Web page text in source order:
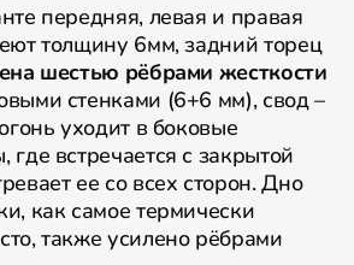
передняя, левая и правая
толщину 6мм, задний торец
шестью рёбрами жесткости
стенками (6+6 мм), свод –
уходит в боковые
встречается с закрытой
ее со всех сторон. Дно
как самое термически
также усилено рёбрами